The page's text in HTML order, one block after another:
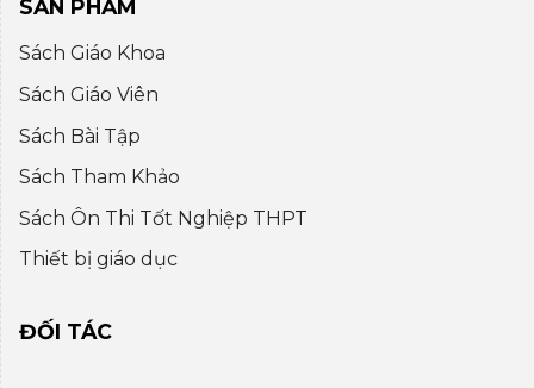
SẢN PHẨM
Sách Giáo Khoa
Sách Giáo Viên
Sách Bài Tập
Sách Tham Khảo
Sách Ôn Thi Tốt Nghiệp THPT
Thiết bị giáo dục
ĐỐI TÁC